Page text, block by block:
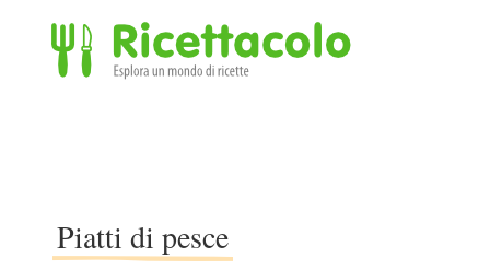
Piatti di pesce